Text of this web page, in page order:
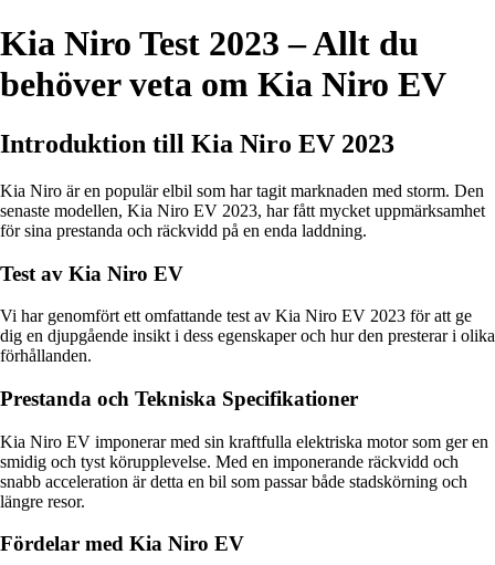
Kia Niro Test 2023 – Allt du
behöver veta om Kia Niro EV
Introduktion till Kia Niro EV 2023
Kia Niro är en populär elbil som har tagit marknaden med storm. Den
senaste modellen, Kia Niro EV 2023, har fått mycket uppmärksamhet
för sina prestanda och räckvidd på en enda laddning.
Test av Kia Niro EV
Vi har genomfört ett omfattande test av Kia Niro EV 2023 för att ge
dig en djupgående insikt i dess egenskaper och hur den presterar i olika
förhållanden.
Prestanda och Tekniska Specifikationer
Kia Niro EV imponerar med sin kraftfulla elektriska motor som ger en
smidig och tyst körupplevelse. Med en imponerande räckvidd och
snabb acceleration är detta en bil som passar både stadskörning och
längre resor.
Fördelar med Kia Niro EV